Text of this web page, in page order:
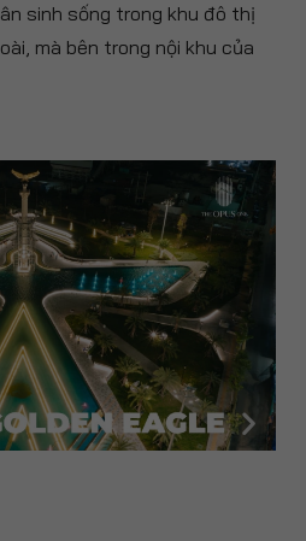
sinh sống trong khu đô thị
mà bên trong nội khu của